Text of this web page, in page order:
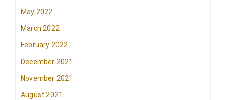
May 2022
March 2022
February 2022
December 2021
November 2021
August 2021